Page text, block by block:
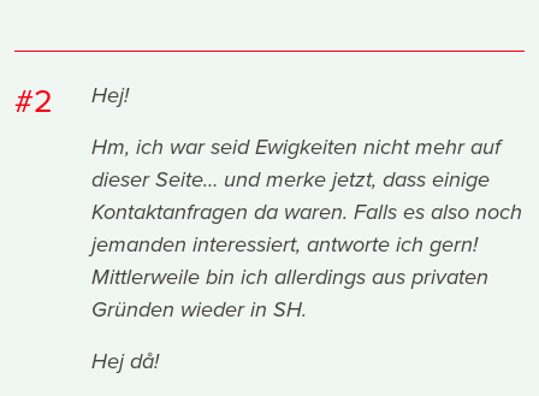
#2
Hej!
Hm, ich war seid Ewigkeiten nicht mehr auf
dieser Seite… und merke jetzt, dass einige
Kontaktanfragen da waren. Falls es also noch
jemanden interessiert, antworte ich gern!
Mittlerweile bin ich allerdings aus privaten
Gründen wieder in SH.
Hej då!